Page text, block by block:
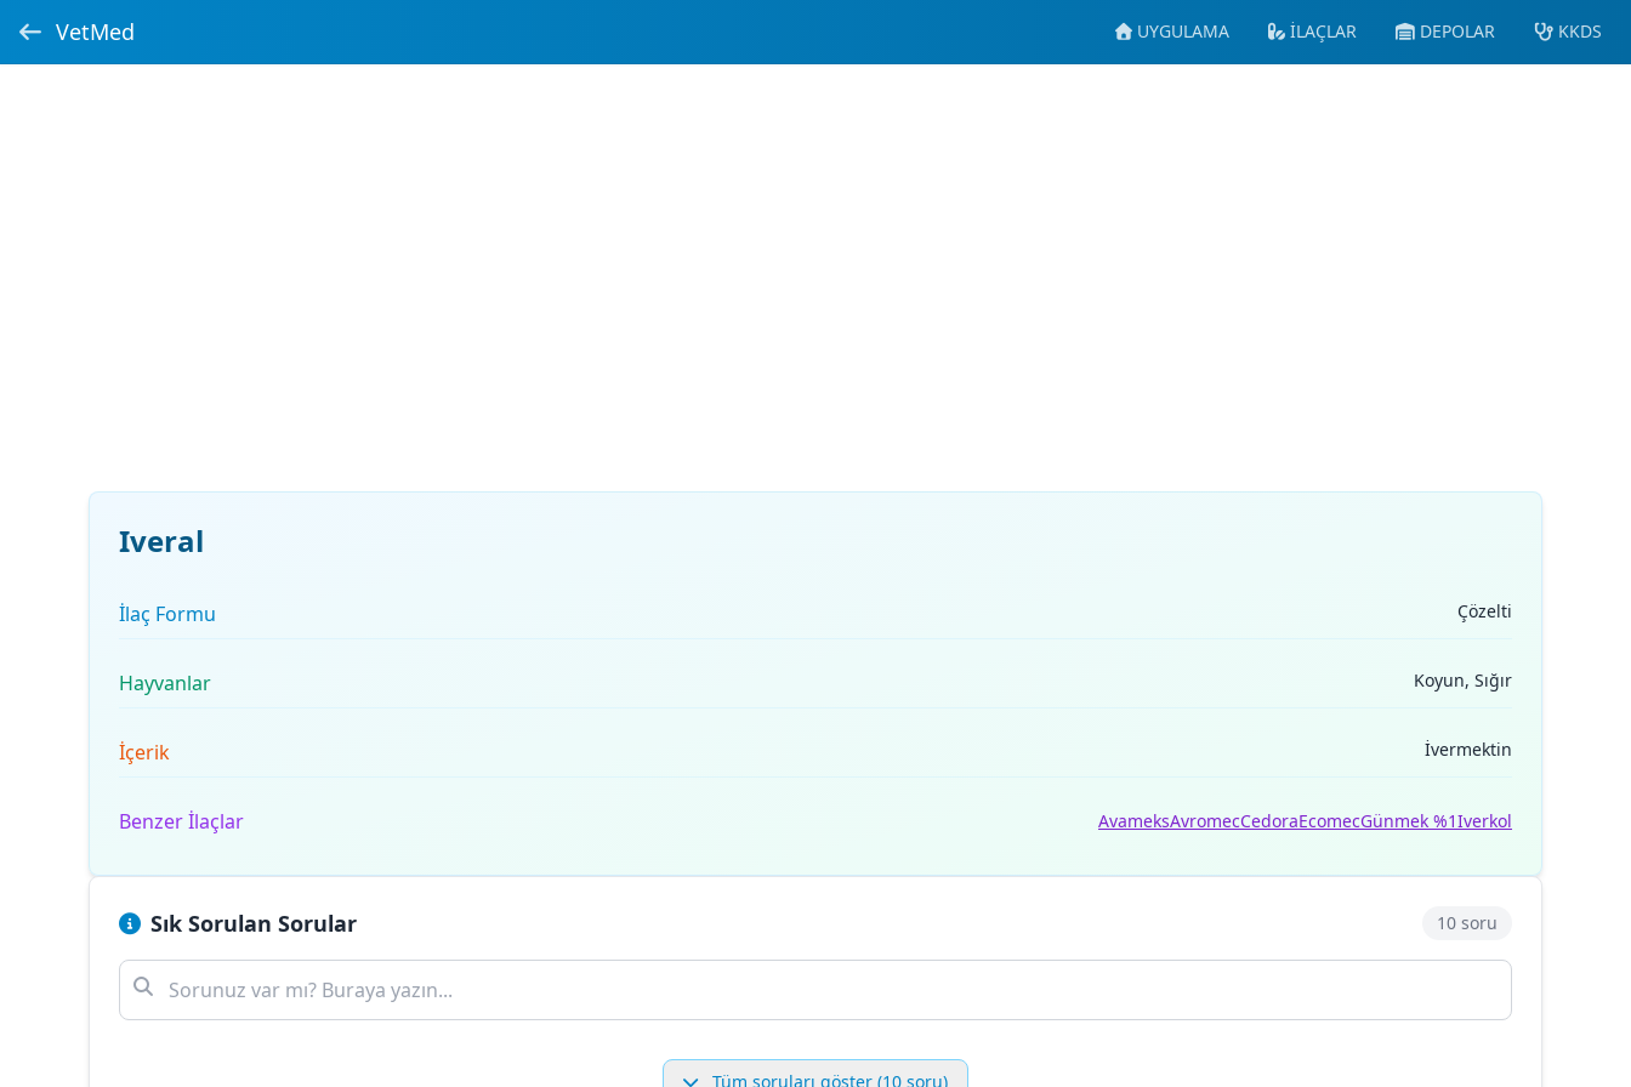
VetMed UYGULAMA İLAÇLAR DEPOLAR KKDS
Iveral
İlaç Formu Çözelti
Hayvanlar Koyun, Sığır
İçerik İvermektin
Benzer İlaçlar AvameksAvromecCedoraEcomecGünmek %1Iverkol
Sık Sorulan Sorular 10 soru
Tüm soruları göster (10 soru)